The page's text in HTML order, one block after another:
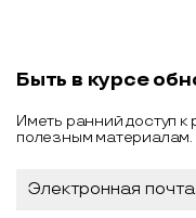
Быть в курсе
Иметь ранний доступ
полезным материалам.